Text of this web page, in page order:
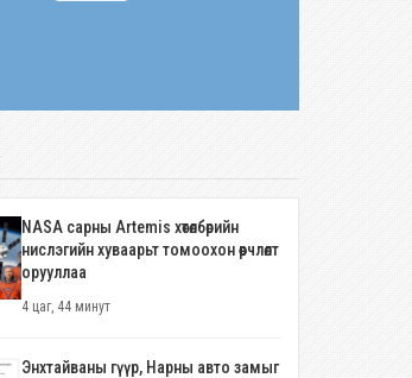
NASA сарны Artemis хөтөлбөрийн
нислэгийн хуваарьт томоохон өөрчлөлт
орууллаа
4 цаг, 44 минут
Энхтайваны гүүр, Нарны авто замыг